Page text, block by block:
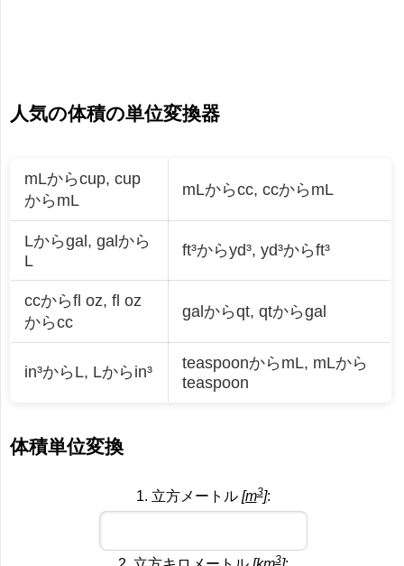
人気の体積の単位変換器
mLからcup,cup
からmL
mLからcc,ccからmL
Lからgal ,galから
L
ft³からyd³,yd³からft³
ccからfl oz,fl oz
からcc
galからqt,qtからgal
in³からL, Lからin³ teaspoonからmL, mLから
teaspoon
体積単位変換
1. 立方メートル [m3]:
3